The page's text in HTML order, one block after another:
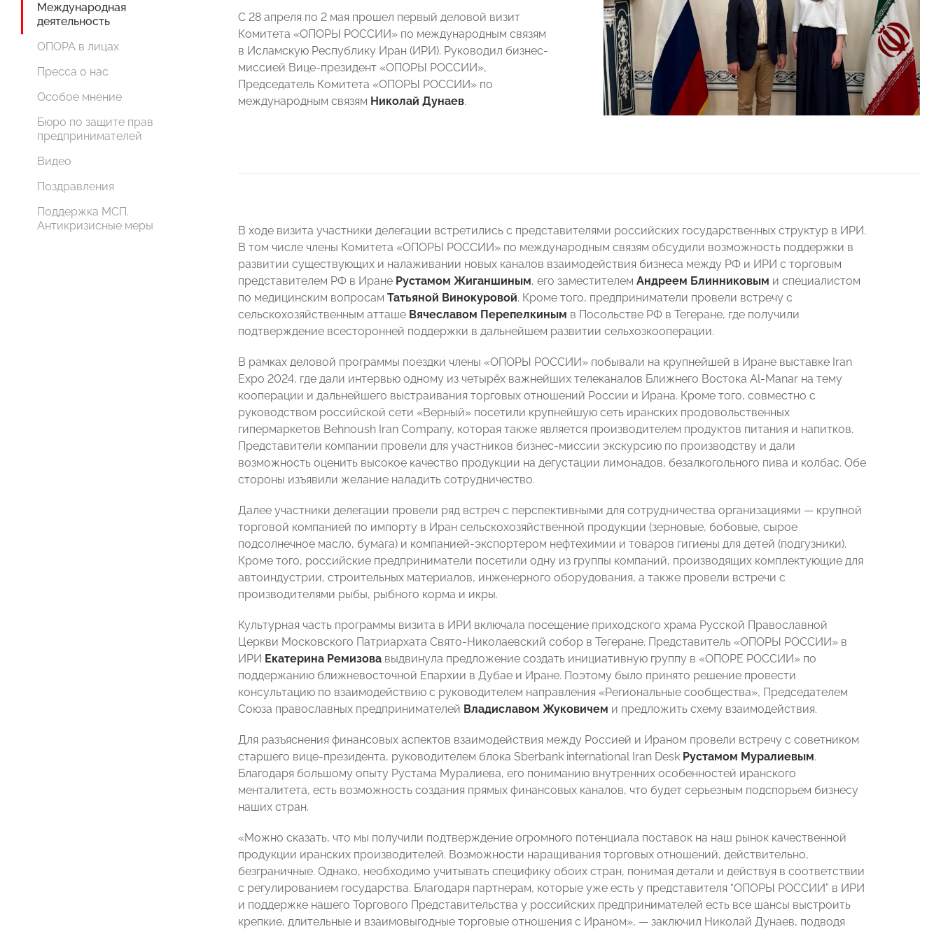
Международная
деятельность
ОПОРА в лицах
Пресса о нас
Особое мнение
Бюро по защите прав
предпринимателей
Видео
Поздравления
Поддержка МСП.
Антикризисные меры
С 28 апреля по 2 мая прошел первый деловой визит
Комитета «ОПОРЫ РОССИИ» по международным связям
в Исламскую Республику Иран (ИРИ). Руководил бизнес-
миссией Вице-президент «ОПОРЫ РОССИИ»,
Председатель Комитета «ОПОРЫ РОССИИ» по
международным связям Николай Дунаев.
В ходе визита участники делегации встретились с представителями российских государственных структур в ИРИ.
В том числе члены Комитета «ОПОРЫ РОССИИ» по международным связям обсудили возможность поддержки в
развитии существующих и налаживании новых каналов взаимодействия бизнеса между РФ и ИРИ с торговым
представителем РФ в Иране Рустамом Жиганшиным, его заместителем Андреем Блинниковым и специалистом
по медицинским вопросам Татьяной Винокуровой. Кроме того, предприниматели провели встречу с
сельскохозяйственным атташе Вячеславом Перепелкиным в Посольстве РФ в Тегеране, где получили
подтверждение всесторонней поддержки в дальнейшем развитии сельхозкооперации.
В рамках деловой программы поездки члены «ОПОРЫ РОССИИ» побывали на крупнейшей в Иране выставке Iran
Expo 2024, где дали интервью одному из четырёх важнейших телеканалов Ближнего Востока Al-Manar на тему
кооперации и дальнейшего выстраивания торговых отношений России и Ирана. Кроме того, совместно с
руководством российской сети «Верный» посетили крупнейшую сеть иранских продовольственных
гипермаркетов Behnoush Iran Company, которая также является производителем продуктов питания и напитков.
Представители компании провели для участников бизнес-миссии экскурсию по производству и дали
возможность оценить высокое качество продукции на дегустации лимонадов, безалкогольного пива и колбас. Обе
стороны изъявили желание наладить сотрудничество.
Далее участники делегации провели ряд встреч с перспективными для сотрудничества организациями — крупной
торговой компанией по импорту в Иран сельскохозяйственной продукции (зерновые, бобовые, сырое
подсолнечное масло, бумага) и компанией-экспортером нефтехимии и товаров гигиены для детей (подгузники).
Кроме того, российские предприниматели посетили одну из группы компаний, производящих комплектующие для
автоиндустрии, строительных материалов, инженерного оборудования, а также провели встречи с
производителями рыбы, рыбного корма и икры.
Культурная часть программы визита в ИРИ включала посещение приходского храма Русской Православной
Церкви Московского Патриархата Свято-Николаевский собор в Тегеране. Представитель «ОПОРЫ РОССИИ» в
ИРИ Екатерина Ремизова выдвинула предложение создать инициативную группу в «ОПОРЕ РОССИИ» по
поддержанию ближневосточной Епархии в Дубае и Иране. Поэтому было принято решение провести
консультацию по взаимодействию с руководителем направления «Региональные сообщества», Председателем
Союза православных предпринимателей Владиславом Жуковичем и предложить схему взаимодействия.
Для разъяснения финансовых аспектов взаимодействия между Россией и Ираном провели встречу с советником
старшего вице-президента, руководителем блока Sberbank international Iran Desk Рустамом Муралиевым.
Благодаря большому опыту Рустама Муралиева, его пониманию внутренних особенностей иранского
менталитета, есть возможность создания прямых финансовых каналов, что будет серьезным подспорьем бизнесу
наших стран.
«Можно сказать, что мы получили подтверждение огромного потенциала поставок на наш рынок качественной
продукции иранских производителей. Возможности наращивания торговых отношений, действительно,
безграничные. Однако, необходимо учитывать специфику обоих стран, понимая детали и действуя в соответствии
с регулированием государства. Благодаря партнерам, которые уже есть у представителя “ОПОРЫ РОССИИ” в ИРИ
и поддержке нашего Торгового Представительства у российских предпринимателей есть все шансы выстроить
крепкие, длительные и взаимовыгодные торговые отношения с Ираном», — заключил Николай Дунаев, подводя